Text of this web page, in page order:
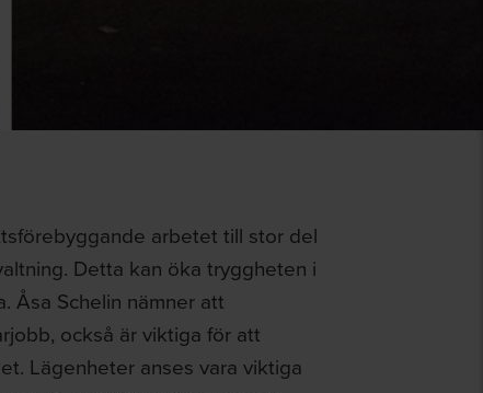
arbetet till stor del
Detta kan öka tryggheten i
Åsa Schelin nämner att
också är viktiga för att
Lägenheter anses vara viktiga